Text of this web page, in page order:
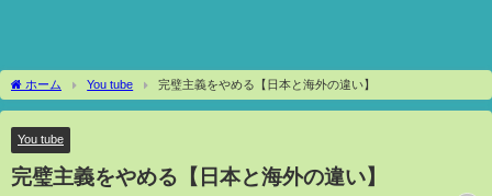
ホーム You tube 完璧主義をやめる【日本と海外の違い】
You tube
完璧主義をやめる【日本と海外の違い】